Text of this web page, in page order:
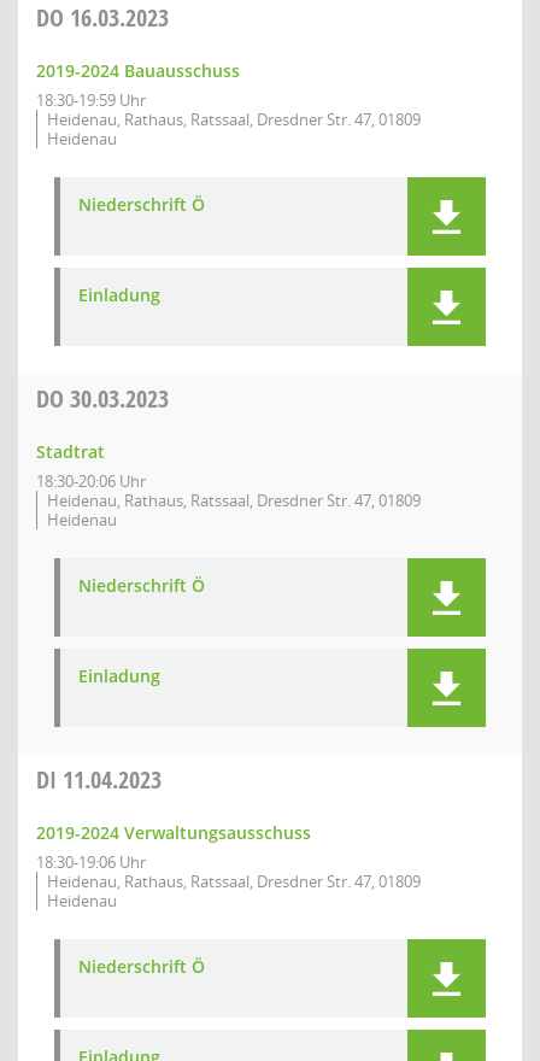
DO 16.03.2023
2019-2024 Bauausschuss
18:30-19:59 Uhr
Heidenau, Rathaus, Ratssaal, Dresdner Str. 47, 01809
Heidenau
Niederschrift Ö
Einladung
DO 30.03.2023
Stadtrat
18:30-20:06 Uhr
Heidenau, Rathaus, Ratssaal, Dresdner Str. 47, 01809
Heidenau
Niederschrift Ö
Einladung
DI 11.04.2023
2019-2024 Verwaltungsausschuss
18:30-19:06 Uhr
Heidenau, Rathaus, Ratssaal, Dresdner Str. 47, 01809
Heidenau
Niederschrift Ö